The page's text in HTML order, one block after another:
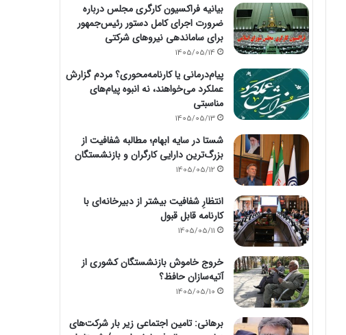
بیانیه فراکسیون کارگری مجلس درباره
ضرورت اجرای کامل دستور رئیس‌جمهور
برای ساماندهی نیروهای شرکتی
1405/05/14
پیام‌درمانی یا کارنامه‌محوری؟ مردم گزارش
عملکرد می‌خواهند، نه انبوه پیام‌های
مناسبتی
1405/05/13
شستا در سایه ابهام؛ مطالبه شفافیت از
بزرگ‌ترین دارایی کارگران و بازنشستگان
1405/05/12
انتظارِ شفافیت بیشتر از دبیرخانه‌ای با
کارنامه قابل قبول
1405/05/11
خروج خاموش بازنشستگان کشوری از
آتیه‌سازان حافظ؟
1405/05/10
برهانی: تامین اجتماعی زیر بار شرکت‌های